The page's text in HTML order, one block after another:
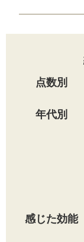
点数別
年代別
感じた効能